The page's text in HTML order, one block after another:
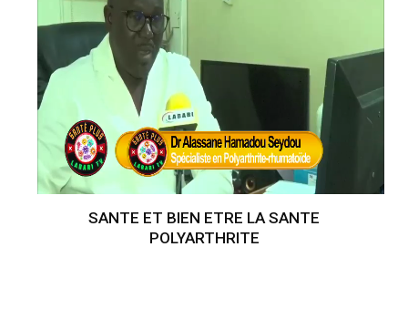
SANTE ET BIEN ETRE LA SANTE
POLYARTHRITE